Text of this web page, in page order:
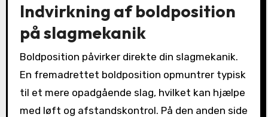
Indvirkning af boldposition
på slagmekanik
Boldposition påvirker direkte din slagmekanik.
En fremadrettet boldposition opmuntrer typisk
til et mere opadgående slag, hvilket kan hjælpe
med løft og afstandskontrol. På den anden side